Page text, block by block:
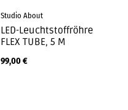
Studio About
LED-Leuchtstoffröhre
FLEX TUBE, 5 M
99,00€